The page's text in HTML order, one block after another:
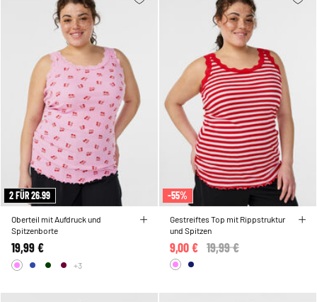
2 FÜR 26.99
Oberteil mit Aufdruck und
Spitzenborte
19,99 €
+3
-55%
Gestreiftes Top mit Rippstruktur
und Spitzen
Price reduced from
19,99 €
9,00 €